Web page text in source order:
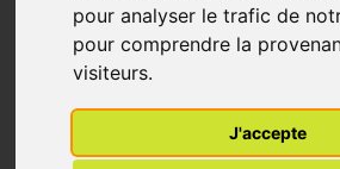
pour analyser le trafic de
pour comprendre la
visiteurs.
J'accepte